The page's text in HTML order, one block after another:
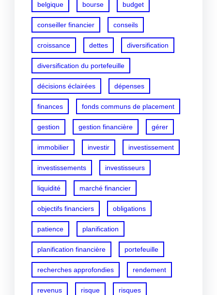
belgique bourse budget
conseiller financier conseils
croissance dettes diversification
diversification du portefeuille
décisions éclairées dépenses
finances fonds communs de placement
gestion gestion financière gérer
immobilier investir investissement
investissements investisseurs
liquidité marché financier
objectifs financiers obligations
patience planification
planification financière portefeuille
recherches approfondies rendement
revenus risque risques